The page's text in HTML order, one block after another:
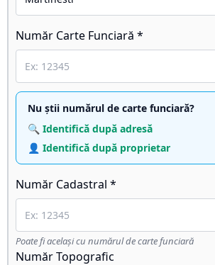
Număr Carte Funciară *
Nu știi numărul de carte funciară?
🔍 Identifică după adresă
👤 Identifică după proprietar
Număr Cadastral *
Poate fi același cu numărul de carte funciară
Număr Topografic